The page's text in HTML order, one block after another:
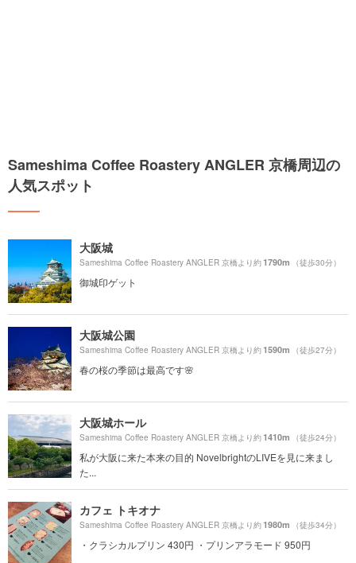
Sameshima Coffee Roastery ANGLER 京橋周辺の
人気スポット
大阪城
Sameshima Coffee Roastery ANGLER 京橋より約1790m （徒歩30分）
御城印ゲット
大阪城公園
Sameshima Coffee Roastery ANGLER 京橋より約1590m （徒歩27分）
春の桜の季節は最高です🌸
大阪城ホール
Sameshima Coffee Roastery ANGLER 京橋より約1410m （徒歩24分）
私が大阪に来た本来の目的 NovelbrightのLIVEを見に来まし
た...
カフェ トキオナ
Sameshima Coffee Roastery ANGLER 京橋より約1980m （徒歩34分）
・クラシカルプリン 430円 ・プリンアラモード 950円